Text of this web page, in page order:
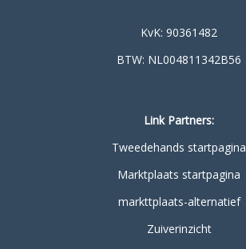
KvK: 90361482
BTW: NL004811342B56
Link Partners:
Tweedehands startpagina
Marktplaats startpagina
markttplaats-alternatief
Zuiverinzicht